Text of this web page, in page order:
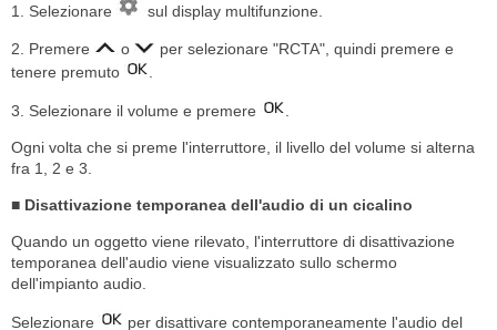
1. Selezionare sul display multifunzione.
2. Premere o
per selezionare "RCTA", quindi premere e
tenere premuto
3. Selezionare il volume e premere
Ogni volta che si preme l'interruttore, il livello del volume si alterna
fra 1, 2 e 3.
■ Disattivazione temporanea dell'audio di un cicalino
Quando un oggetto viene rilevato, l'interruttore di disattivazione
temporanea dell'audio viene visualizzato sullo schermo
dell'impianto audio.
Selezionare per disattivare contemporaneamente l'audio del